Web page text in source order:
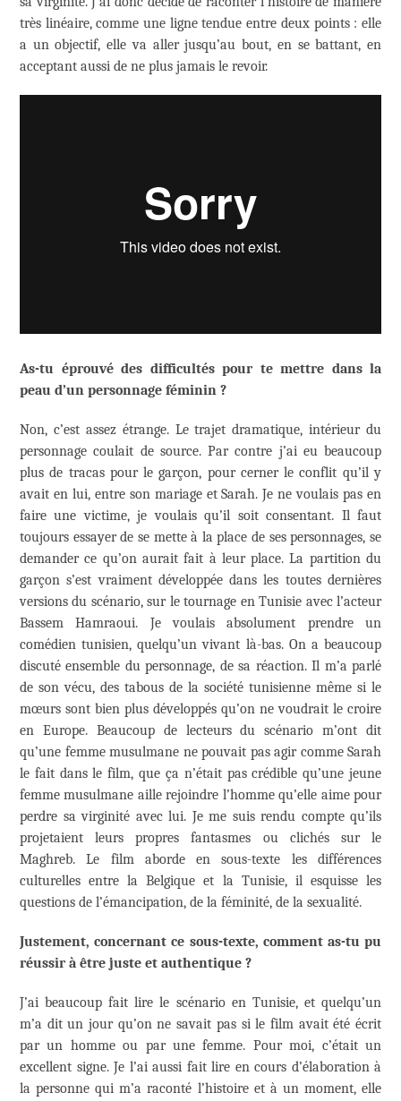
très linéaire, comme une ligne tendue entre deux points : elle
a un objectif, elle va aller jusqu’au bout, en se battant, en
acceptant aussi de ne plus jamais le revoir.
As-tu éprouvé des difficultés pour te mettre dans la
peau d’un personnage féminin ?
Non, c’est assez étrange. Le trajet dramatique, intérieur du
personnage coulait de source. Par contre j’ai eu beaucoup
plus de tracas pour le garçon, pour cerner le conflit qu’il y
avait en lui, entre son mariage et Sarah. Je ne voulais pas en
faire une victime, je voulais qu’il soit consentant. Il faut
toujours essayer de se mette à la place de ses personnages, se
demander ce qu’on aurait fait à leur place. La partition du
garçon s’est vraiment développée dans les toutes dernières
versions du scénario, sur le tournage en Tunisie avec l’acteur
Bassem Hamraoui. Je voulais absolument prendre un
comédien tunisien, quelqu’un vivant là-bas. On a beaucoup
discuté ensemble du personnage, de sa réaction. Il m’a parlé
de son vécu, des tabous de la société tunisienne même si le
mœurs sont bien plus développés qu’on ne voudrait le croire
en Europe. Beaucoup de lecteurs du scénario m’ont dit
qu’une femme musulmane ne pouvait pas agir comme Sarah
le fait dans le film, que ça n’était pas crédible qu’une jeune
femme musulmane aille rejoindre l’homme qu’elle aime pour
perdre sa virginité avec lui. Je me suis rendu compte qu’ils
projetaient leurs propres fantasmes ou clichés sur le
Maghreb. Le film aborde en sous-texte les différences
culturelles entre la Belgique et la Tunisie, il esquisse les
questions de l’émancipation, de la féminité, de la sexualité.
Justement, concernant ce sous-texte, comment as-tu pu
réussir à être juste et authentique ?
J’ai beaucoup fait lire le scénario en Tunisie, et quelqu’un
m’a dit un jour qu’on ne savait pas si le film avait été écrit
par un homme ou par une femme. Pour moi, c’était un
excellent signe. Je l’ai aussi fait lire en cours d’élaboration à
la personne qui m’a raconté l’histoire et à un moment, elle